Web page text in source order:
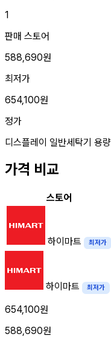
1
판매 스토어
588,690원
최저가
654,100원
정가
디스플레이 일반세탁기 용량
가격 비교
스토어
하이마트 최저가
하이마트 최저가
654,100원
588,690원